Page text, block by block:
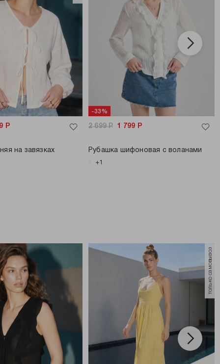
Р
на завязках
-33%
2 699Р 1 799 Р
Рубашка шифоновая с воланами
+1
только самовывоз